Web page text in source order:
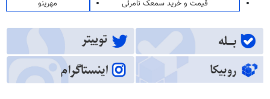
قیمت و خرید سمعک نامرئی
مهرینو